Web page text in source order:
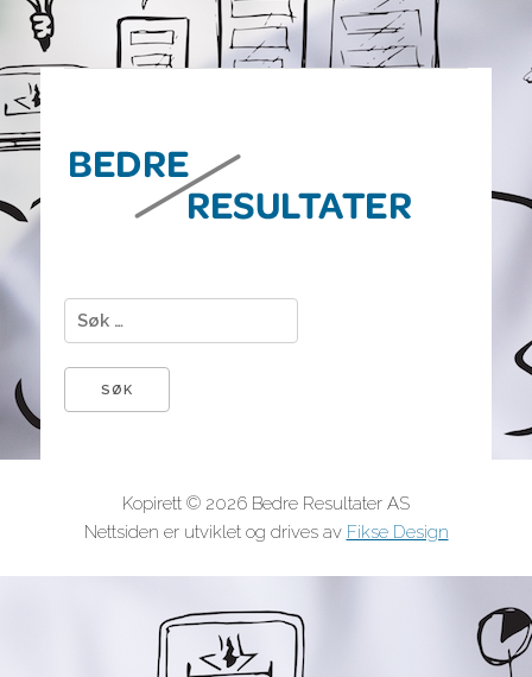
Søk etter:
Kopirett © 2026 Bedre Resultater AS
Nettsiden er utviklet og drives av Fikse Design